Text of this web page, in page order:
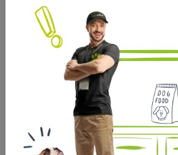
protéines hautement digestibles
l’équilibre du microbiote intestinal
digestive optimale.
COMPOSITION : protéines de
gluten de blé*, graisses animales,
protéines animales hydrolysées,
de maïs, produits de levures, pulpe
fibres végétales, sels minéraux, huile
poisson, téguments et graines de